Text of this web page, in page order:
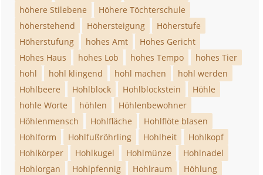
höhere Stilebene
Höhere Töchterschule
höherstehend
Höhersteigung
Höherstufe
Höherstufung
hohes Amt
Hohes Gericht
Hohes Haus
hohes Lob hohes Tempo
hohes Tier
hohl
hohl klingend hohl machen
hohl werden
Hohlbeere
Hohlblock Hohlblockstein
Höhle
hohle Worte
höhlen
Höhlenbewohner
Höhlenmensch
Hohlfläche
Hohlflöte blasen
Hohlform
Hohlfußröhrling Hohlheit
Hohlkopf
Hohlkörper
Hohlkugel Hohlmünze
Hohlnadel
Hohlorgan
Hohlpfennig Hohlraum
Höhlung